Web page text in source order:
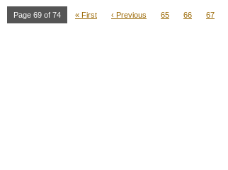
Page 69 of 74 « First ‹ Previous 65 66 67